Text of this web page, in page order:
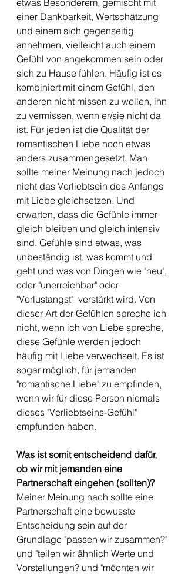
etwas Besonderem, gemischt mit
einer Dankbarkeit, Wertschätzung
und einem sich gegenseitig
annehmen, vielleicht auch einem
Gefühl von angekommen sein oder
sich zu Hause fühlen. Häufig ist es
kombiniert mit einem Gefühl, den
anderen nicht missen zu wollen, ihn
zu vermissen, wenn er/sie nicht da
ist. Für jeden ist die Qualität der
romantischen Liebe noch etwas
anders zusammengesetzt. Man
sollte meiner Meinung nach jedoch
nicht das Verliebtsein des Anfangs
mit Liebe gleichsetzen. Und
erwarten, dass die Gefühle immer
gleich bleiben und gleich intensiv
sind. Gefühle sind etwas, was
unbeständig ist, was kommt und
geht und was von Dingen wie "neu",
oder "unerreichbar" oder
"Verlustangst"  verstärkt wird. Von
dieser Art der Gefühlen spreche ich
nicht, wenn ich von Liebe spreche,
diese Gefühle werden jedoch
häufig mit Liebe verwechselt. Es ist
sogar möglich, für jemanden
"romantische Liebe" zu empfinden,
wenn wir für diese Person niemals
dieses "Verliebtseins-Gefühl"
empfunden haben.
Was ist somit entscheidend dafür,
ob wir mit jemanden eine
Partnerschaft eingehen (sollten)?
Meiner Meinung nach sollte eine
Partnerschaft eine bewusste
Entscheidung sein auf der
Grundlage "passen wir zusammen?"
und "teilen wir ähnlich Werte und
Vorstellungen? und "möchten wir